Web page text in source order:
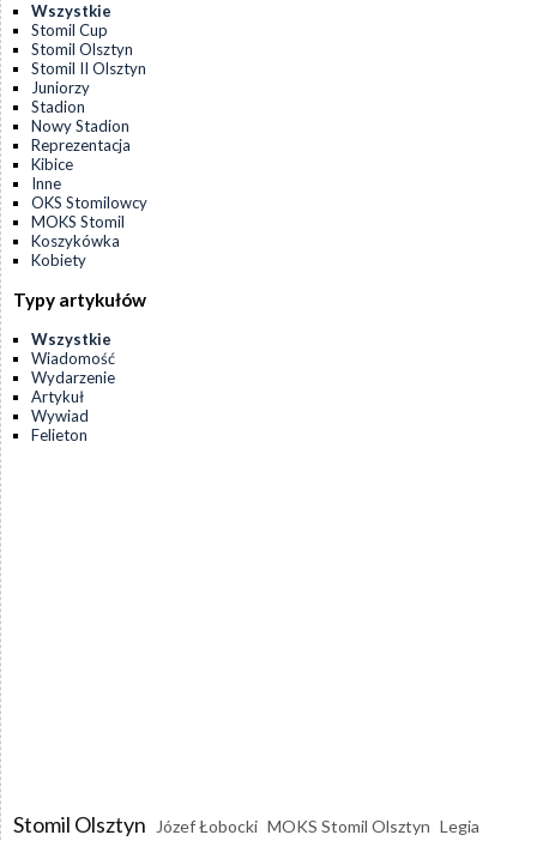
Wszystkie
Stomil Cup
Stomil Olsztyn
Stomil II Olsztyn
Juniorzy
Stadion
Nowy Stadion
Reprezentacja
Kibice
Inne
OKS Stomilowcy
MOKS Stomil
Koszykówka
Kobiety
Typy artykułów
Wszystkie
Wiadomość
Wydarzenie
Artykuł
Wywiad
Felieton
Stomil Olsztyn Józef Łobocki MOKS Stomil Olsztyn Legia